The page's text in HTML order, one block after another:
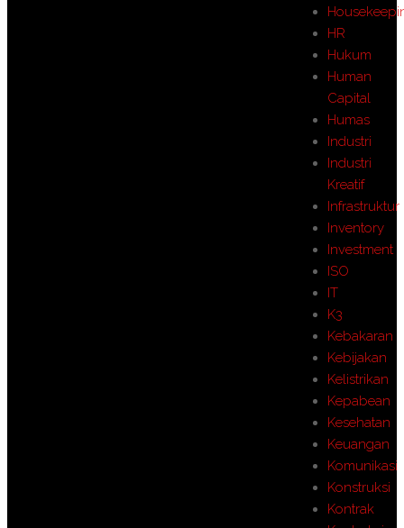
HR
Hukum
Human
Capital
Humas
Industri
Industri
Kreatif
Infrastruktur
Inventory
Investment
ISO
IT
K3
Kebakaran
Kebijakan
Kelistrikan
Kepabean
Kesehatan
Keuangan
Komunikasi
Konstruksi
Kontrak